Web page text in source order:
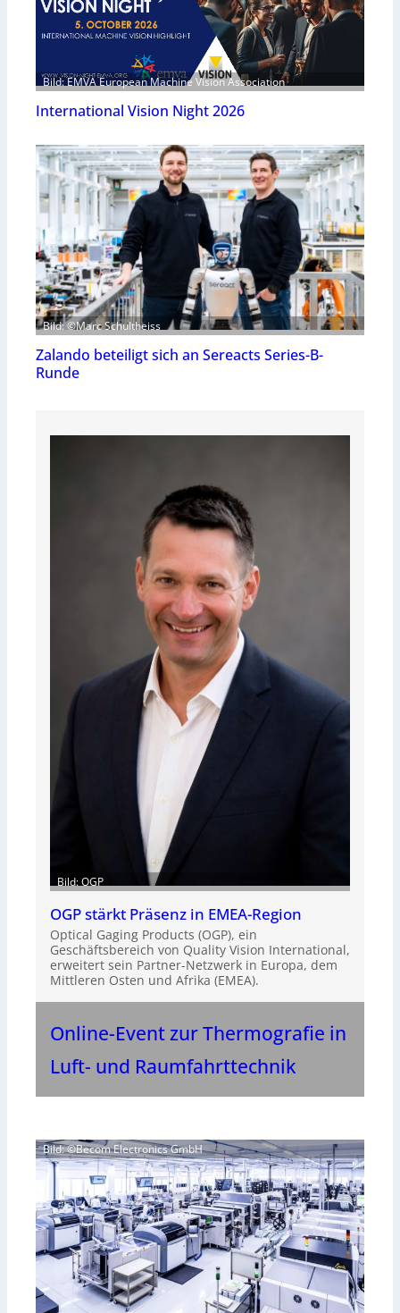
Bild: EMVA European Machine Vision Association
International Vision Night 2026
Bild: ©Marc Schultheiss
Zalando beteiligt sich an Sereacts Series-B-
Runde
Bild: OGP
OGP stärkt Präsenz in EMEA-Region
Optical Gaging Products (OGP), ein
Geschäftsbereich von Quality Vision International,
erweitert sein Partner-Netzwerk in Europa, dem
Mittleren Osten und Afrika (EMEA).
Online-Event zur Thermografie in
Luft- und Raumfahrttechnik
Bild: ©Becom Electronics GmbH